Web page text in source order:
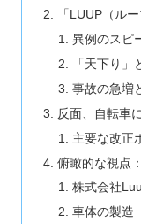
「LUUP（ル
異例のスピ
「天下り
事故の急増
反面、自転車
主要な改正
俯瞰的な視点
株式会社
車体の製造